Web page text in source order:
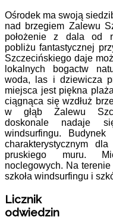
Ośrodek ma swoją
nad brzegiem Zalewu
położenie z dala od
pobliżu fantastycznej
Szczecińskiego daje
lokalnych bogactw
woda, las i dziewicza
miejsca jest piękna
ciągnąca się wzdłuż
w głąb Zalewu
doskonale nadaje
windsurfingu.
charakterystycznym
pruskiego muru.
noclegowych. Na
szkoła windsurfingu i
Licznik
odwiedzin